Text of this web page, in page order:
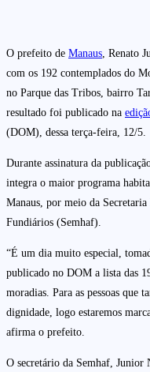
O prefeito de Manaus, Renato
com os 192 contemplados do
no Parque das Tribos, bairro
resultado foi publicado na
(DOM), dessa terça-feira, 12/5.
Durante assinatura da
integra o maior programa
Manaus, por meio da
Fundiários (Semhaf).
“É um dia muito especial,
publicado no DOM a lista das
moradias. Para as pessoas que
dignidade, logo estaremos
afirma o prefeito.
O secretário da Semhaf, Junior